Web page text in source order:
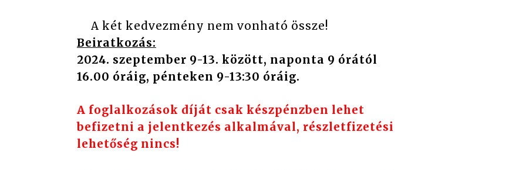
A két kedvezmény nem vonható össze!
Beiratkozás:
2024. szeptember 9-13. között, naponta 9 órától
16.00 óráig, pénteken 9-13:30 óráig.
A foglalkozások díját csak készpénzben lehet
befizetni a jelentkezés alkalmával, részletfizetési
lehetőség nincs!